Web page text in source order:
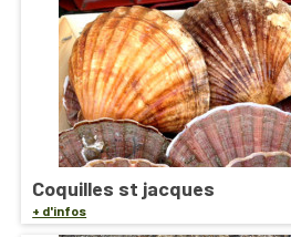
Coquilles st jacques
+ d'infos